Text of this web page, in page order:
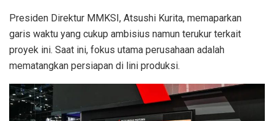
Presiden Direktur MMKSI, Atsushi Kurita, memaparkan
garis waktu yang cukup ambisius namun terukur terkait
proyek ini. Saat ini, fokus utama perusahaan adalah
mematangkan persiapan di lini produksi.